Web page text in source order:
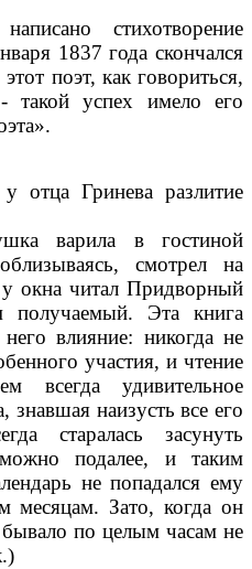
стихотворение
1837 года скончался
поэт, как говориться,
такой успех имело его
отца Гринева разлитие
варила в гостиной
смотрел на
окна читал Придворный
получаемый. Эта книга
влияние: никогда не
участия, и чтение
всегда удивительное
наизусть все его
старалась засунуть
подалее, и таким
не попадался ему
месяцам. Зато, когда он
по целым часам не